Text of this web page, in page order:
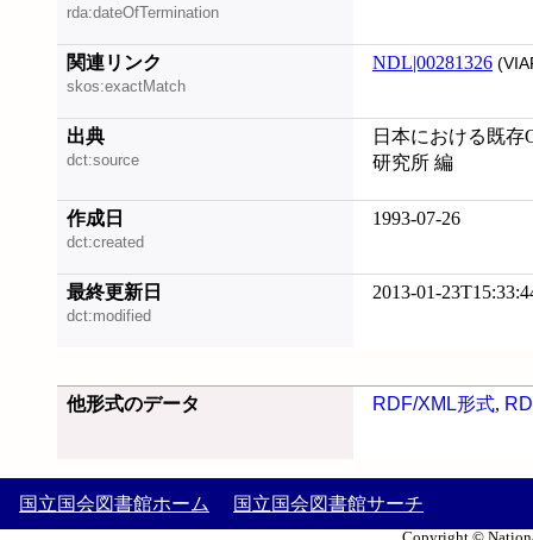
rda:dateOfTermination
関連リンク
skos:exactMatch
NDL|00281326
出典
dct:source
日本における既存
研究所 編
作成日
dct:created
1993-07-26
最終更新日
dct:modified
2013-01-
他形式のデータ RDF/XML形式,
国立国会図書館ホーム 国立国会図書館サーチ